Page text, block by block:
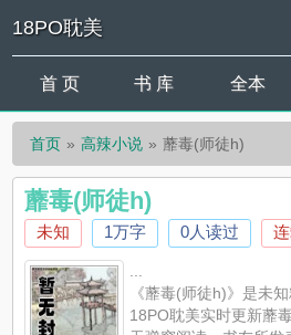
18PO耽美
首 页 书 库 全本
首页 高辣小说 蘼毒(师徒h)
蘼毒(师徒h)
未知 1万字 0人读过
《蘼毒(师徒h)》是未
18PO耽美实时更新蘼